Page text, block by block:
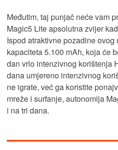
Međutim, taj punjač neće vam
Magic5 Lite apsolutna zvijer
Ispod atraktivne pozadine
kapaciteta 5.100 mAh, koja će
dan vrlo intenzivnog korištenja
dana umjereno intenzivnog
ne igrate, već ga koristite
mreže i surfanje, autonomija
i na tri dana.